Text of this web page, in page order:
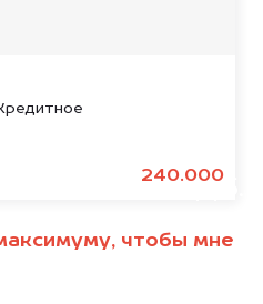
240.000
чтобы мне
автомобиля
на 20.000 руб.